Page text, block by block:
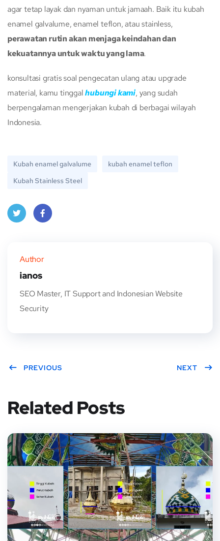
agar tetap layak dan nyaman untuk jamaah. Baik itu kubah
enamel galvalume, enamel teflon, atau stainless,
perawatan rutin akan menjaga keindahan dan
kekuatannya untuk waktu yang lama.
konsultasi gratis soal pengecatan ulang atau upgrade
material, kamu tinggalhubungi kami, yang sudah
berpengalaman mengerjakan kubah di berbagai wilayah
Indonesia.
Kubah enamel galvalume
kubah enamel teflon
Kubah Stainless Steel
Author
ianos
SEO Master, IT Support and Indonesian Website
Security
PREVIOUS NEXT
Related Posts